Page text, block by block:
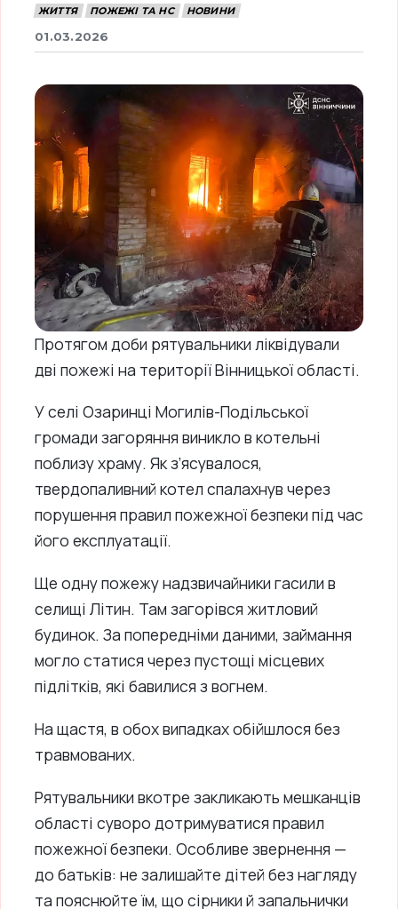
ЖИТТЯ ПОЖЕЖІ ТА НС НОВИНИ
01.03.2026
Протягом доби рятувальники ліквідували
дві пожежі на території Вінницької області.
У селі Озаринці Могилів-Подільської
громади загоряння виникло в котельні
поблизу храму. Як з’ясувалося,
твердопаливний котел спалахнув через
порушення правил пожежної безпеки під час
його експлуатації.
Ще одну пожежу надзвичайники гасили в
селищі Літин. Там загорівся житловий
будинок. За попередніми даними, займання
могло статися через пустощі місцевих
підлітків, які бавилися з вогнем.
На щастя, в обох випадках обійшлося без
травмованих.
Рятувальники вкотре закликають мешканців
області суворо дотримуватися правил
пожежної безпеки. Особливе звернення —
до батьків: не залишайте дітей без нагляду
та пояснюйте їм, що сірники й запальнички